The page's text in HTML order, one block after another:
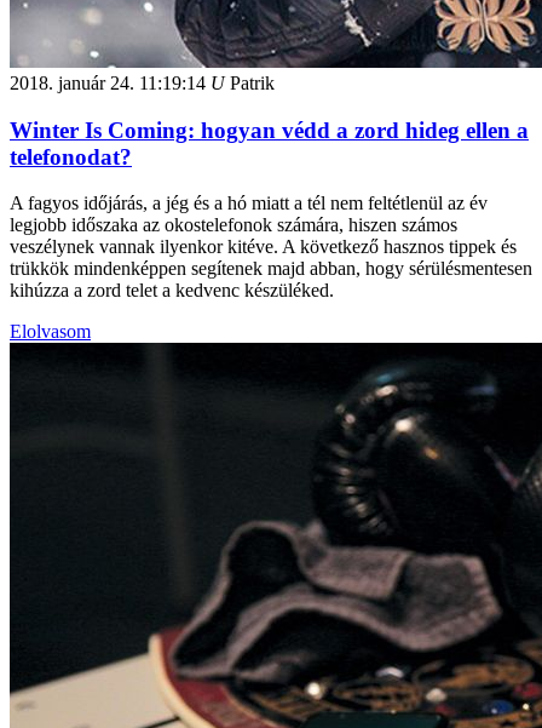
2018. január 24. 11:19:14 UPatrik
Winter Is Coming: hogyan védd a zord hideg ellen a
telefonodat?
A fagyos időjárás, a jég és a hó miatt a tél nem feltétlenül az év
legjobb időszaka az okostelefonok számára, hiszen számos
veszélynek vannak ilyenkor kitéve. A következő hasznos tippek és
trükkök mindenképpen segítenek majd abban, hogy sérülésmentesen
kihúzza a zord telet a kedvenc készüléked.
Elolvasom